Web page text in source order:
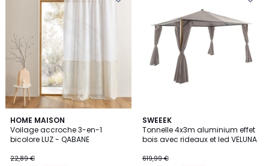
HOME MAISON
Voilage accroche 3-en-1
bicolore LUZ - QABANE
22,89 €
SWEEEK
Tonnelle 4x3m aluminium effet
bois avec rideaux et led VELUNA
619,99 €
2
Couleurs